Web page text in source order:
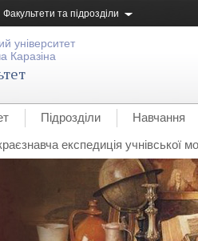
Факультети та підрозділи
університет
Каразіна
Підрозділи Навчання
експедиція учнівської